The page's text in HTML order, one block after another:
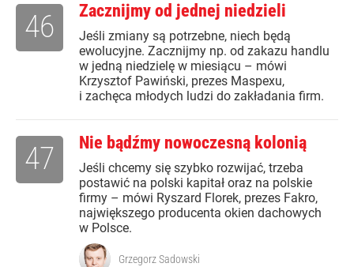
Zacznijmy od jednej niedzieli
Jeśli zmiany są potrzebne, niech będą
ewolucyjne. Zacznijmy np. od zakazu handlu
w jedną niedzielę w miesiącu – mówi
Krzysztof Pawiński, prezes Maspexu,
i zachęca młodych ludzi do zakładania firm.
46
Nie bądźmy nowoczesną kolonią
Jeśli chcemy się szybko rozwijać, trzeba
postawić na polski kapitał oraz na polskie
firmy – mówi Ryszard Florek, prezes Fakro,
największego producenta okien dachowych
w Polsce.
47
Grzegorz Sadowski